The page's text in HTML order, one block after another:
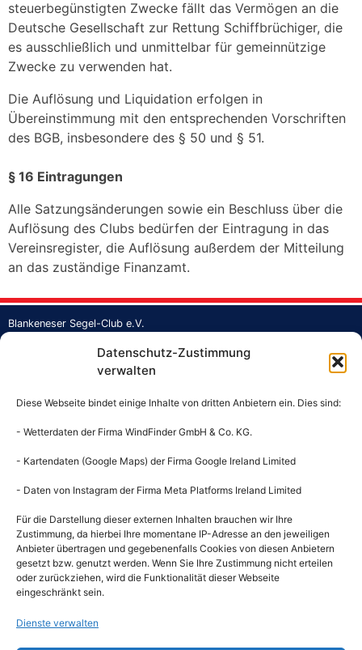
Datenschutz-Zustimmung
verwalten
Diese Webseite bindet einige Inhalte von dritten Anbietern ein. Dies sind:
- Wetterdaten der Firma WindFinder GmbH & Co. KG.
- Kartendaten (Google Maps) der Firma Google Ireland Limited
- Daten von Instagram der Firma Meta Platforms Ireland Limited
Für die Darstellung dieser externen Inhalten brauchen wir Ihre
Zustimmung, da hierbei Ihre momentane IP-Adresse an den jeweiligen
Anbieter übertragen und gegebenenfalls Cookies von diesen Anbietern
gesetzt bzw. genutzt werden. Wenn Sie Ihre Zustimmung nicht erteilen
oder zurückziehen, wird die Funktionalität dieser Webseite
eingeschränkt sein.
Dienste verwalten
steuerbegünstigten Zwecke fällt das Vermögen an die
Deutsche Gesellschaft zur Rettung Schiffbrüchiger, die
es ausschließlich und unmittelbar für gemeinnützige
Zwecke zu verwenden hat.
Die Auflösung und Liquidation erfolgen in
Übereinstimmung mit den entsprechenden Vorschriften
des BGB, insbesondere des § 50 und § 51.
§ 16 Eintragungen
Alle Satzungsänderungen sowie ein Beschluss über die
Auflösung des Clubs bedürfen der Eintragung in das
Vereinsregister, die Auflösung außerdem der Mitteilung
an das zuständige Finanzamt.
Blankeneser Segel-Club e.V.
Jollenhafen Blankenese
Mail:
buero@bsc-hamburg.de
Geschäftsstelle
Mi: 13 – 18 Uhr
Gastronomie
Mo. bis So. von 12 – 22 Uhr
kein Ruhetag
Clubkonto
IBAN: DE14200505501265109379